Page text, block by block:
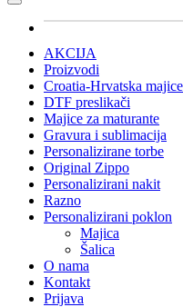
AKCIJA
Proizvodi
Croatia-Hrvatska
DTF preslikači
Majice za maturante
Gravura i sublimacija
Personalizirane torbe
Original Zippo
Personalizirani nakit
Razno
Personalizirani poklon
Majica
Šalica
O nama
Kontakt
Prijava